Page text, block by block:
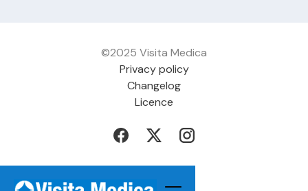
©2025 Visita Medica
Privacy policy
Changelog
Licence